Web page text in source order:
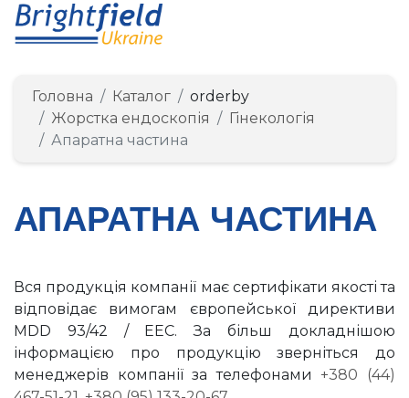
Головна Каталог
orderby
Жорстка ендоскопія
Гінекологія
Апаратна частина
АПАРАТНА ЧАСТИНА
Вся продукція компанії має сертифікати якості та
відповідає вимогам європейської директиви
MDD 93/42 / EEC. За більш докладнішою
інформацією про продукцію зверніться до
менеджерів компанії за телефонами+380 (44)